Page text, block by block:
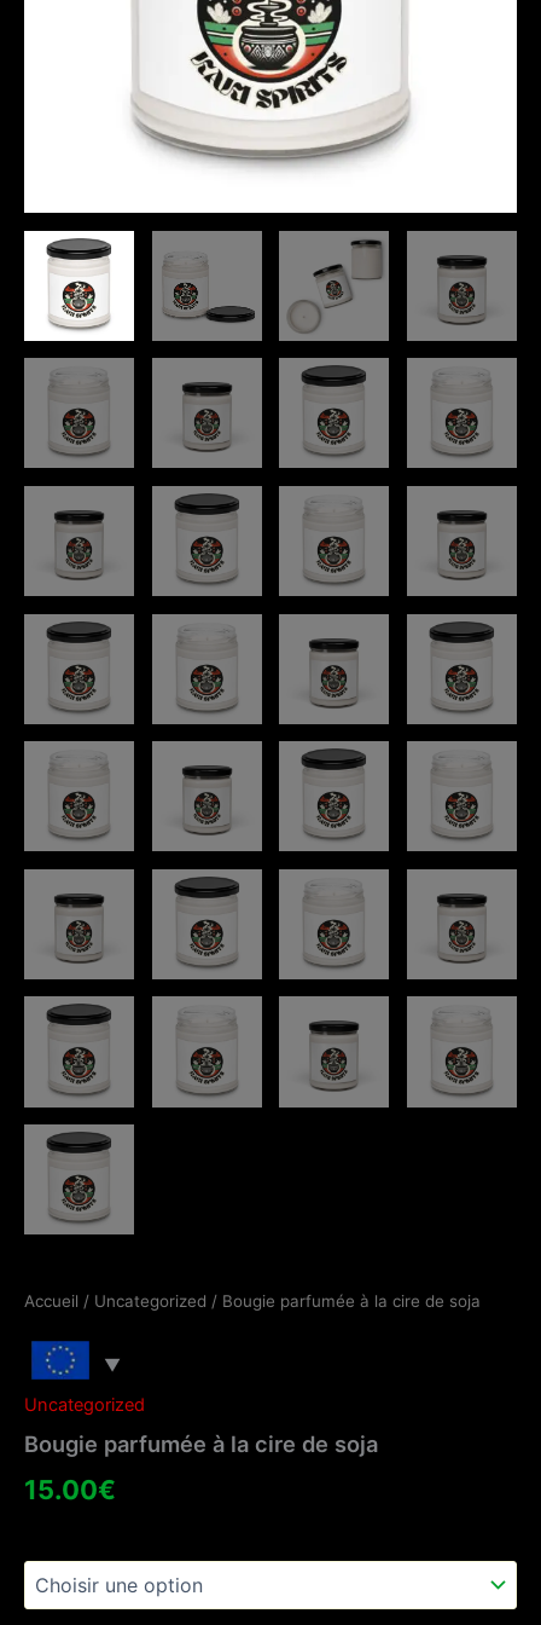
Accueil / Uncategorized / Bougie parfumée à la cire de soja
Uncategorized
Bougie parfumée à la cire de soja
15.00€